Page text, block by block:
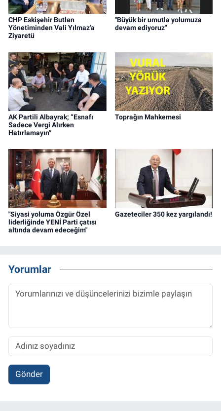
CHP Eskişehir Butlan
Yönetiminden Vali Yılmaz'a
Ziyaretü
"Büyük bir umutla yolumuza
devam ediyoruz"
AK Partili Albayrak; “Esnafı
Sadece Vergi Alırken
Hatırlamayın”
Toprağın Mahkemesi
"Siyasi yoluma Özgür Özel
liderliğinde YENİ Parti çatısı
altında devam edeceğim"
Gazeteciler 350 kez yargılandı!
Yorumlar
Gönder